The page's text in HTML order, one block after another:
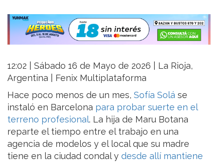
12:02 | Sábado 16 de Mayo de 2026 | La Rioja,
Argentina | Fenix Multiplataforma
Hace poco menos de un mes, Sofía Solá se
instaló en Barcelona para probar suerte en el
terreno profesional. La hija de Maru Botana
reparte el tiempo entre el trabajo en una
agencia de modelos y el local que su madre
tiene en la ciudad condal y desde allí mantiene